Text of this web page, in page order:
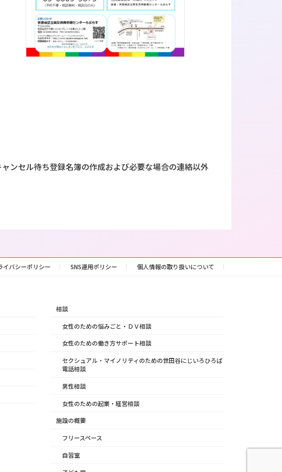
ンセル待ち登録名簿の作成および必要な場合の連絡以外
イバシーポリシー SNS運用ポリシー 個人情報の取り扱いについて
相談
女性のための悩みごと・ＤＶ相談
女性のための働き方サポート相談
セクシュアル・マイノリティのための世田谷にじいろひろば
電話相談
男性相談
女性のための起業・経営相談
施設の概要
フリースペース
自習室